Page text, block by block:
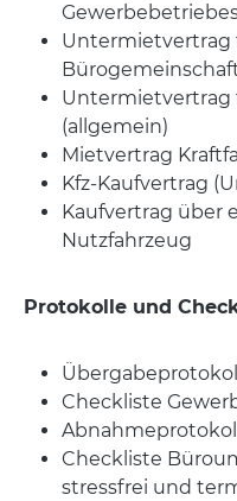
Untermietvertrag
Untermietvertrag
(allgemein)
Mietvertrag
Kfz-Kaufvertrag
Kaufvertrag über
Nutzfahrzeug
Protokolle und
Checkliste
Checkliste
stressfrei und